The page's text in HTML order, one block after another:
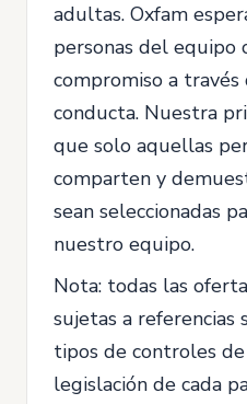
adultas. Oxfam
personas del equipo
compromiso a
conducta. Nuestra
que solo aquellas
comparten y
sean seleccionadas
nuestro equipo.
Nota: todas las
sujetas a referencias
tipos de controles
legislación de cada